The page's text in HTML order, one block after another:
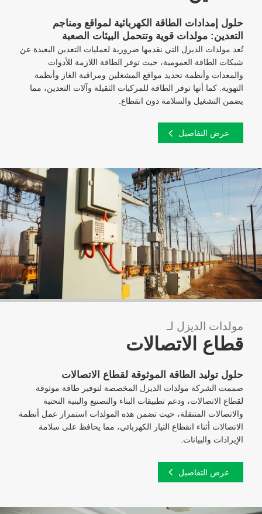
حلول إمدادات الطاقة الكهربائية لمواقع ومناجم
التعدين: مولدات قوية وتتحمل البيئات الصعبة
تُعد مولدات الديزل التي نقدمها ضرورية لعمليات التعدين البعيدة عن
شبكات الطاقة العمومية، حيث توفر الطاقة اللازمة للأدوات
والمعدات وأنظمة تحديد مواقع المشغلين ومراقبة الغاز وأنظمة
التهوية. كما أنها توفر الطاقة للمركبات الثقيلة وآلات التعدين، مما
يضمن التشغيل والسلامة دون انقطاع.
عرض التفاصيل
مولدات الديزل لـ
قطاع الاتصالات
حلول توليد الطاقة الموثوقة لقطاع الاتصالات
صممت الشركة مولدات الديزل المخصصة لتوفير طاقة موثوقة
لقطاع الاتصالات، ودعم تطبيقات البناء والتصنيع والبنية التحتية
والاتصالات المتنقلة، حيث تضمن هذه المولدات استمرار عمل أنظمة
الاتصالات أثناء انقطاع التيار الكهربائي، مما يحافظ على سلامة
الإيرادات والبيانات.
عرض التفاصيل